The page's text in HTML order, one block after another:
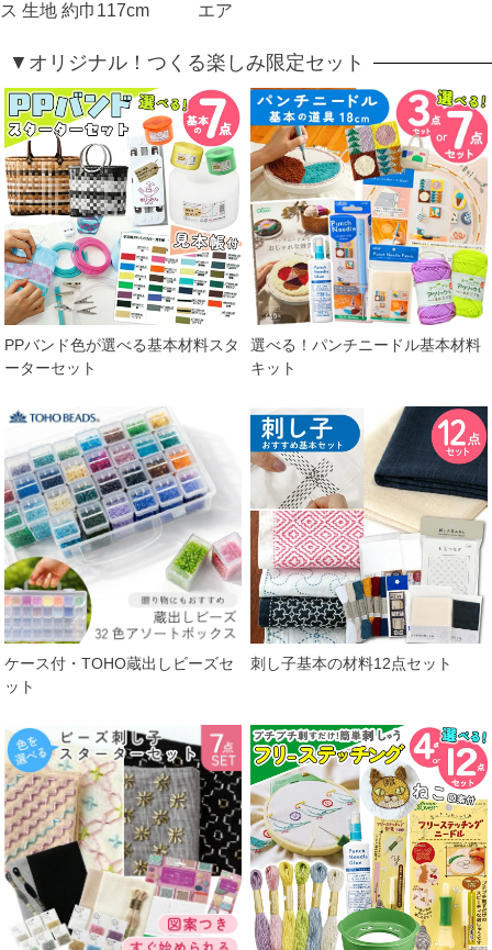
ス 生地 約巾117cm
エア
▼オリジナル！つくる楽しみ限定セット
PPバンド色が選べる基本材料スタ
ーターセット
選べる！パンチニードル基本材料
キット
ケース付・TOHO蔵出しビーズセ
ット
刺し子基本の材料12点セット